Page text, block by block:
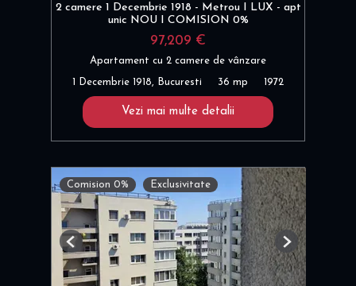
2 camere 1 Decembrie 1918 - Metrou I LUX - apt
unic NOU I COMISION 0%
97,209 €
Apartament cu 2 camere de vânzare
1 Decembrie 1918, Bucuresti 36 mp 1972
Vezi mai multe detalii
Comision 0% Exclusivitate
Previous Next